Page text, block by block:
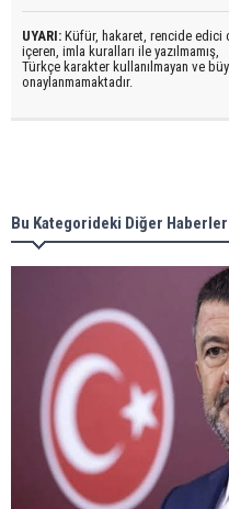
UYARI: Küfür, hakaret, rencide edici
içeren, imla kuralları ile yazılmamış,
Türkçe karakter kullanılmayan ve
onaylanmamaktadır.
Bu Kategorideki Diğer Haberler